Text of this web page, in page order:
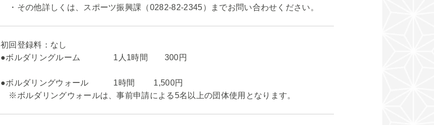
・その他詳しくは、スポーツ振興課（0282-82-2345）までお問い合わせください。
初回登録料：なし
●ボルダリングルーム 1人1時間 300円
●ボルダリングウォール 1時間 1,500円
※ボルダリングウォールは、事前申請による5名以上の団体使用となります。